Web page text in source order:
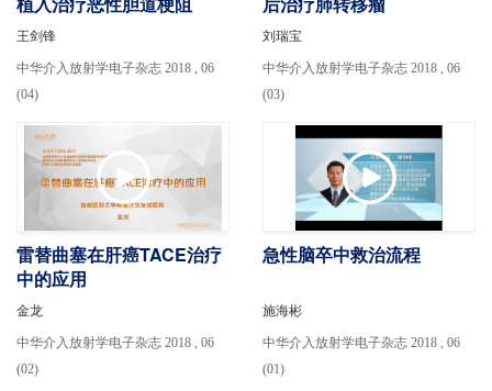
王剑锋
中华介入放射学电子杂志 2018 , 06
(04)
刘瑞宝
中华介入放射学电子杂志 2018 , 06
(03)
雷替曲塞在肝癌TACE治疗
中的应用
金龙
中华介入放射学电子杂志 2018 , 06
(02)
急性脑卒中救治流程
施海彬
中华介入放射学电子杂志 2018 , 06
(01)